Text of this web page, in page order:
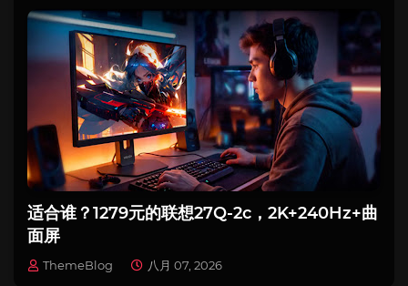
适合谁？1279元的联想27Q-2c，2K+240Hz+曲
面屏
ThemeBlog 八月 07, 2026